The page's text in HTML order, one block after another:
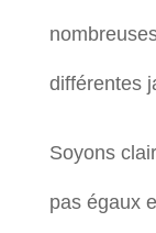
différentes
Soyons
pas égaux